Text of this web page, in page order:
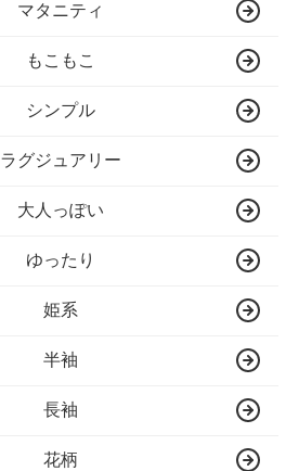
マタニティ
もこもこ
シンプル
ラグジュアリー
大人っぽい
ゆったり
姫系
半袖
長袖
花柄